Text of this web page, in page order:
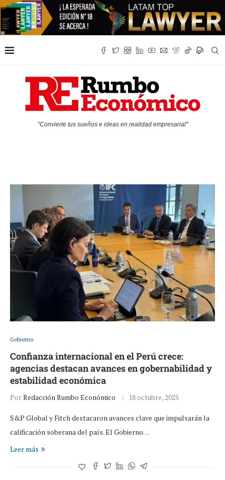
"Convierte tus sueños e ideas en realidad empresarial"
Gobierno
Confianza internacional en el Perú crece:
agencias destacan avances en gobernabilidad y
estabilidad económica
PorRedacción Rumbo Económico 18 octubre, 2025
S&P Global y Fitch destacaron avances clave que impulsarán la
calificación soberana del país. El Gobierno…
Leer más